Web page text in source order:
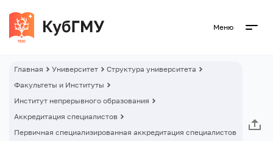
Меню
Главная Университет
Структура университета
Факультеты и Институты
Институт непрерывного образования
Аккредитация специалистов
Первичная специализированная аккредитация специалистов